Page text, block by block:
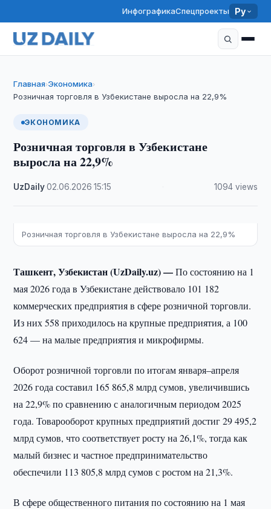
ИнфографикаСпецпроекты Ру
Главная›Экономика›
Розничная торговля в Узбекистане выросла на 22,9%
ЭКОНОМИКА
Розничная торговля в Узбекистане
выросла на 22,9%
UzDaily·02.06.2026 ·15:15 1094 views
Розничная торговля в Узбекистане выросла на 22,9%
Ташкент, Узбекистан (UzDaily.uz) —По состоянию на 1
мая 2026 года в Узбекистане действовало 101 182
коммерческих предприятия в сфере розничной торговли.
Из них 558 приходилось на крупные предприятия, а 100
624 — на малые предприятия и микрофирмы.
Оборот розничной торговли по итогам января–апреля
2026 года составил 165 865,8 млрд сумов, увеличившись
на 22,9% по сравнению с аналогичным периодом 2025
года. Товарооборот крупных предприятий достиг 29 495,2
млрд сумов, что соответствует росту на 26,1%, тогда как
малый бизнес и частное предпринимательство
обеспечили 113 805,8 млрд сумов с ростом на 21,3%.
В сфере общественного питания по состоянию на 1 мая